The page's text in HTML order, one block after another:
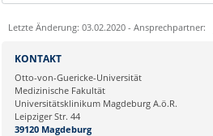
Letzte Änderung: 03.02.2020 - Ansprechpartner:
Ihre E-Mailadresse:
Ihr Anliegen:
KONTAKT
Otto-von-Guericke-Universität
Medizinische Fakultät
Universitätsklinikum Magdeburg A.ö.R.
Leipziger Str. 44
39120 Magdeburg